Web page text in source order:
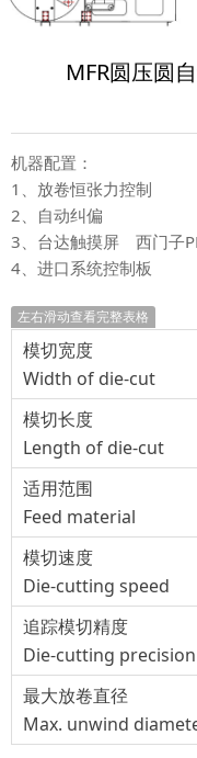
MFR圆压圆
机器配置：
1、放卷恒张力
2、自动纠
3、台达触摸屏
4、进口系统控制板
左右滑动查看完整表格
模切宽度
Width of die-cut
模切长度
Length of die-cut
适用范围
Feed material
模切速度
Die-cutting speed
追踪模切精度
Die-cutting precision
最大放卷直径
Max. unwind